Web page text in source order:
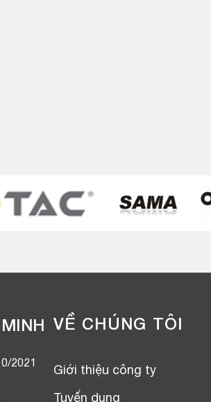
2021
VỀ CHÚNG TÔI
Giới thiệu công ty
Tuyển dụng